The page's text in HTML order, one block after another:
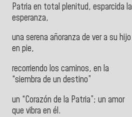
Patria en total plenitud, esparcida la
esperanza,
una serena añoranza de ver a su hijo
en pie,
recorriendo los caminos, en la
“siembra de un destino”
un “Corazón de la Patria”; un amor
que vibra en él.